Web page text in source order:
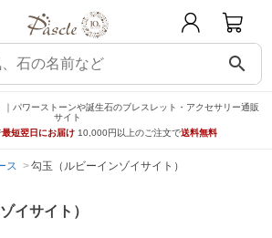
search
パワーストーンや誕生石のブレスレット・アクセサリー通販
サイト
最短翌日にお届け 10,000円以上のご注文で送料無料
ス 勾玉（ルビーインゾイサイト）
イサイト）